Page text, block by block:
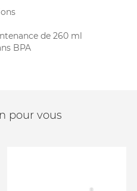
de 260 ml
BPA
pour vous